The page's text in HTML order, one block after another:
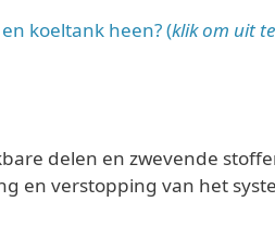
koeltank heen? (klik om uit
delen en zwevende
en verstopping van het